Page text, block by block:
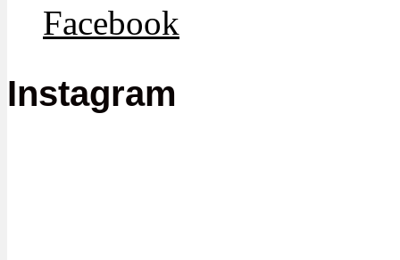
Facebook
Instagram